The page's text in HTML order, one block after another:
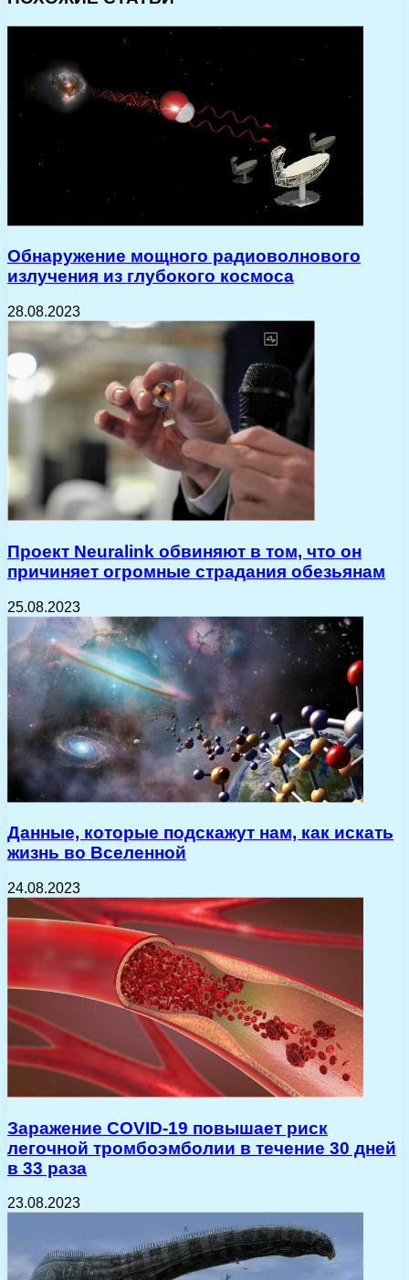
Обнаружение мощного радиоволнового
излучения из глубокого космоса
28.08.2023
Проект Neuralink обвиняют в том, что он
причиняет огромные страдания обезьянам
25.08.2023
Данные, которые подскажут нам, как искать
жизнь во Вселенной
24.08.2023
Заражение COVID-19 повышает риск
легочной тромбоэмболии в течение 30 дней
в 33 раза
23.08.2023